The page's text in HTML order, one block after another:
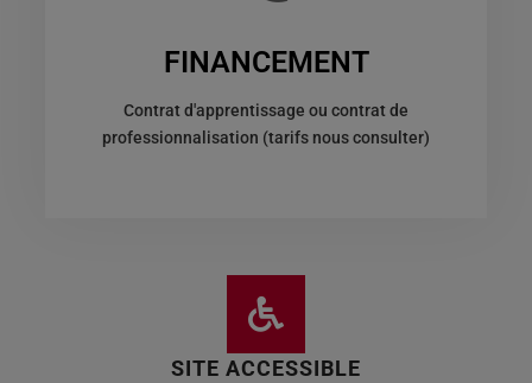
FINANCEMENT
Contrat d'apprentissage ou contrat de
professionnalisation (tarifs nous consulter)
SITE ACCESSIBLE